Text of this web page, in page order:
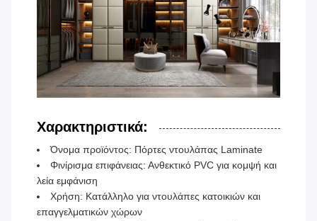
Χαρακτηριστικά:
Όνομα προϊόντος: Πόρτες ντουλάπας Laminate
Φινίρισμα επιφάνειας: Ανθεκτικό PVC για κομψή και
λεία εμφάνιση
Χρήση: Κατάλληλο για ντουλάπες κατοικιών και
επαγγελματικών χώρων